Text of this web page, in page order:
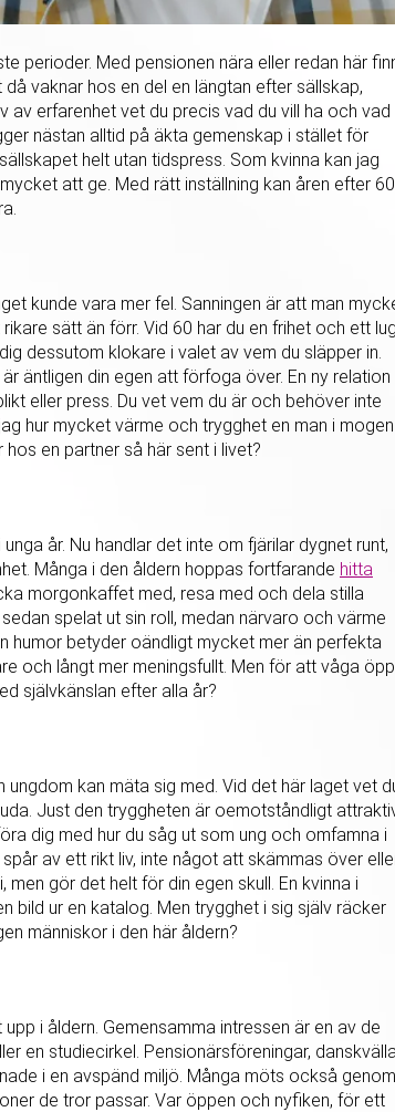
perioder. Med pensionen nära eller redan här
vaknar hos en del en längtan efter sällskap,
erfarenhet vet du precis vad du vill ha och vad
nästan alltid på äkta gemenskap i stället för
helt utan tidspress. Som kvinna kan jag
att ge. Med rätt inställning kan åren efter 60
kunde vara mer fel. Sanningen är att man
sätt än förr. Vid 60 har du en frihet och ett
dessutom klokare i valet av vem du släpper in.
äntligen din egen att förfoga över. En ny relation
eller press. Du vet vem du är och behöver inte
hur mycket värme och trygghet en man i mogen
en partner så här sent i livet?
år. Nu handlar det inte om fjärilar dygnet runt,
Många i den åldern hoppas fortfarande hitta
morgonkaffet med, resa med och dela stilla
spelat ut sin roll, medan närvaro och värme
humor betyder oändligt mycket mer än perfekta
och långt mer meningsfullt. Men för att våga
självkänslan efter alla år?
kan mäta sig med. Vid det här laget vet
Just den tryggheten är oemotståndligt
dig med hur du såg ut som ung och omfamna i
av ett rikt liv, inte något att skämmas över
gör det helt för din egen skull. En kvinna i
bild ur en katalog. Men trygghet i sig själv räcker
människor i den här åldern?
i åldern. Gemensamma intressen är en av de
en studiecirkel. Pensionärsföreningar,
i en avspänd miljö. Många möts också genom
de tror passar. Var öppen och nyfiken, för ett